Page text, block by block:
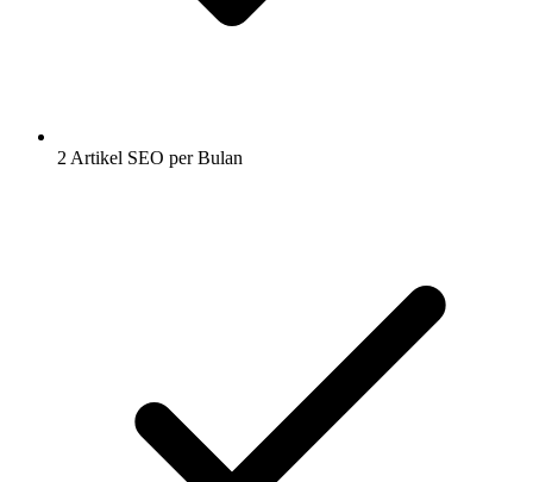
2 Artikel SEO per Bulan